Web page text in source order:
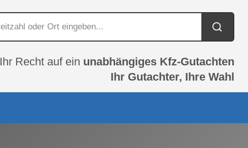
Ihr Recht auf ein unabhängiges Kfz-Gutachten
Ihr Gutachter, Ihre Wahl